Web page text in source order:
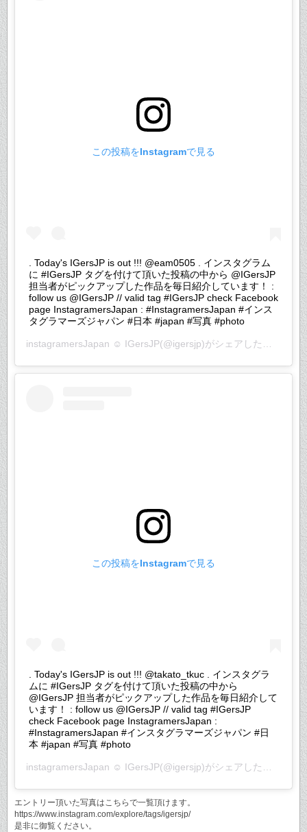
この投稿をInstagramで見る
. Today's IGersJP is out !!! @eam0505 . インスタグラム
に #IGersJP タグを付けて頂いた投稿の中から @IGersJP
担当者がピックアップした作品を毎日紹介しています！ :
follow us @IGersJP // valid tag #IGersJP check Facebook
page InstagramersJapan : #InstagramersJapan #インス
タグラマーズジャパン #日本 #japan #写真 #photo
instagramersJapan ☺︎ IGersJP(@igersjp)がシェアした投稿 –
この投稿をInstagramで見る
. Today's IGersJP is out !!! @takato_tkuc . インスタグラ
ムに #IGersJP タグを付けて頂いた投稿の中から
@IGersJP 担当者がピックアップした作品を毎日紹介して
います！ : follow us @IGersJP // valid tag #IGersJP
check Facebook page InstagramersJapan :
#InstagramersJapan #インスタグラマーズジャパン #日
本 #japan #写真 #photo
instagramersJapan ☺︎ IGersJP(@igersjp)がシェアした投稿 –
エントリー頂いた写真はこちらで一覧頂けます。
https://www.instagram.com/explore/tags/igersjp/
是非に御覧ください。